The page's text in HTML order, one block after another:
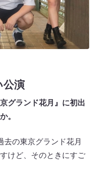
公演
グランド花月』に初出
。
の東京グランド花月
けど、そのときにすご